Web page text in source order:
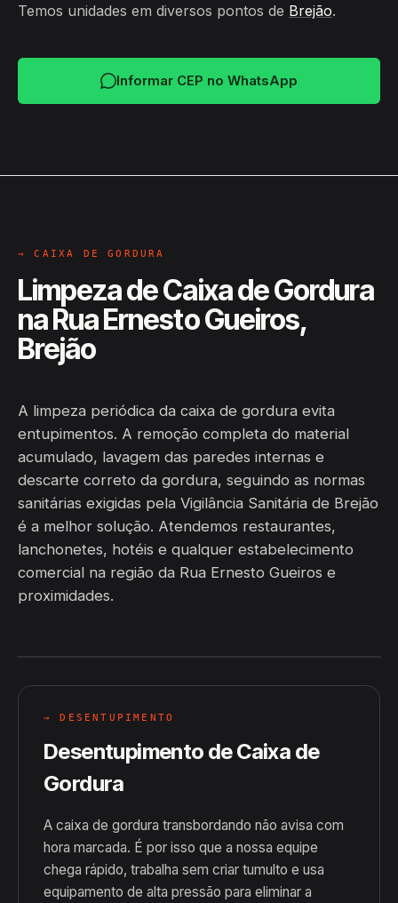
Temos unidades em diversos pontos de Brejão.
Informar CEP no WhatsApp
→ CAIXA DE GORDURA
Limpeza de Caixa de Gordura
na Rua Ernesto Gueiros,
Brejão
A limpeza periódica da caixa de gordura evita
entupimentos. A remoção completa do material
acumulado, lavagem das paredes internas e
descarte correto da gordura, seguindo as normas
sanitárias exigidas pela Vigilância Sanitária de Brejão
é a melhor solução. Atendemos restaurantes,
lanchonetes, hotéis e qualquer estabelecimento
comercial na região da Rua Ernesto Gueiros e
proximidades.
→ DESENTUPIMENTO
Desentupimento de Caixa de
Gordura
A caixa de gordura transbordando não avisa com
hora marcada. É por isso que a nossa equipe
chega rápido, trabalha sem criar tumulto e usa
equipamento de alta pressão para eliminar a